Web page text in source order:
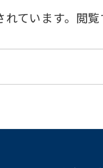
ています。閲